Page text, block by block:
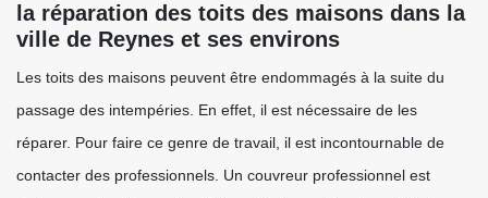
la réparation des toits des maisons dans la
ville de Reynes et ses environs
Les toits des maisons peuvent être endommagés à la suite du
passage des intempéries. En effet, il est nécessaire de les
réparer. Pour faire ce genre de travail, il est incontournable de
contacter des professionnels. Un couvreur professionnel est